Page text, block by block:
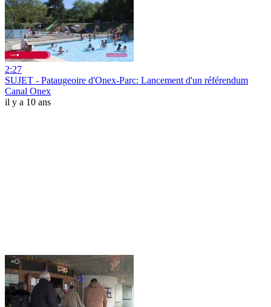
2:27
SUJET - Pataugeoire d'Onex-Parc: Lancement d'un référendum
Canal Onex
il y a 10 ans